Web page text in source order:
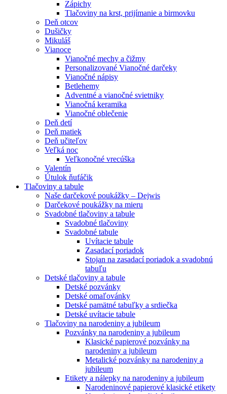
Zápichy
Tlačoviny na krst, prijímanie a birmovku
Deň otcov
Dušičky
Mikuláš
Vianoce
Vianočné mechy a čižmy
Personalizované Vianočné darčeky
Vianočné nápisy
Betlehemy
Adventné a vianočné svietniky
Vianočná keramika
Vianočné oblečenie
Deň detí
Deň matiek
Deň učiteľov
Veľká noc
Veľkonočné vrecúška
Valentín
Útulok ňufáčik
Tlačoviny a tabule
Naše darčekové poukážky – Dejwis
Darčekové poukážky na mieru
Svadobné tlačoviny a tabule
Svadobné tlačoviny
Svadobné tabule
Uvítacie tabule
Zasadací poriadok
Stojan na zasadací poriadok a svadobnú
tabuľu
Detské tlačoviny a tabule
Detské pozvánky
Detské omaľovánky
Detské pamätné tabuľky a srdiečka
Detské uvítacie tabule
Tlačoviny na narodeniny a jubileum
Pozvánky na narodeniny a jubileum
Klasické papierové pozvánky na
narodeniny a jubileum
Metalické pozvánky na narodeniny a
jubileum
Etikety a nálepky na narodeniny a jubileum
Narodeninové papierové klasické etikety